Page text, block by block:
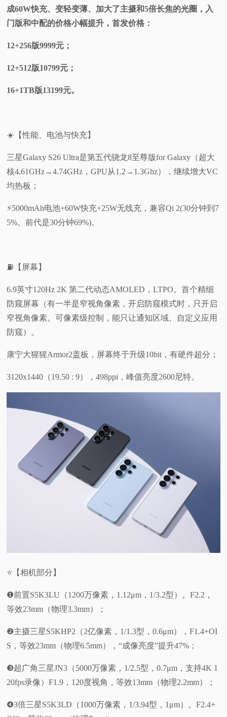
成60W快充、变轻变薄、加大了主摄和5倍长焦的光圈，入
门版和中配的价格小幅提升，首发价格：
12+256版9999元；
12+512版10799元；
16+1TB版13199元。
☀️【性能、电池与快充】
三星Galaxy S26 Ultra是第五代骁龙8至尊版for Galaxy（超大
核4.61GHz→4.74GHz，GPU从1.2→1.3Ghz），继续增大VC
均热板；
⚡5000mAh电池+60W快充+25W无线充，兼容Qi 2(30分钟到7
5%。前代是30分钟69%)。
⛽【屏幕】
6.9英寸120Hz 2K 第二代动态AMOLED，LTPO。首个精细
防窥屏幕（有一半是窄视角像素，开启防窥模式时，只开启
窄视角像素。可像素级控制，能只让通知区域、自定义应用
防窥）。
康宁大猩猩Armor2盖板，屏幕终于升级10bit，有硬件超分；
3120x1440（19.50 : 9），498ppi，峰值亮度2600尼特。
⭐【相机部分】
❶前置S5K3LU（1200万像素，1.12μm，1/3.2型）。F2.2，
等效23mm（物理3.3mm）；
❷主摄三星S5KHP2（2亿像素，1/1.3型，0.6μm），F1.4+OI
S，等效23mm（物理6.5mm），“成像亮度”提升47%；
❸超广角三星JN3（5000万像素，1/2.5型，0.7μm，支持4K 1
20fps录像）F1.9，120度视角，等效13mm（物理2.2mm）；
❹3倍三星S5K3LD（1000万像素，1/3.94型，1μm）。F2.4+